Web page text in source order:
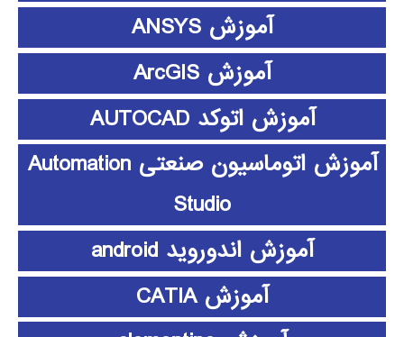
آموزش ANSYS
آموزش ArcGIS
آموزش اتوکد AUTOCAD
آموزش اتوماسیون صنعتی Automation
Studio
آموزش اندوروید android
آموزش CATIA